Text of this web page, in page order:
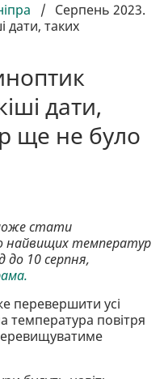
/ Серпень 2023.
дати, таких
дати,
ще не було
стати
найвищих температур
до 10 серпня,
перевершити усі
температура повітря